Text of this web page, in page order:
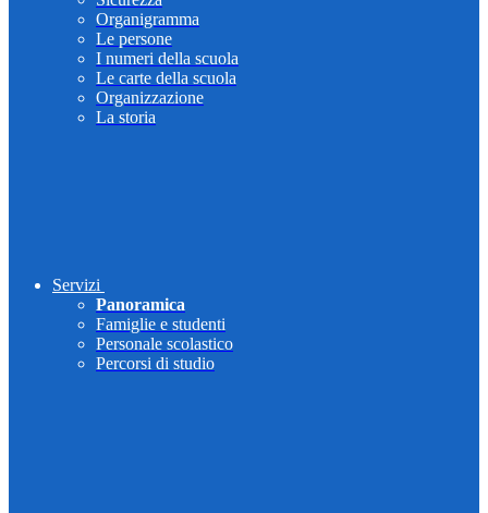
Organigramma
Le persone
I numeri della scuola
Le carte della scuola
Organizzazione
La storia
Servizi
Panoramica
Famiglie e studenti
Personale scolastico
Percorsi di studio